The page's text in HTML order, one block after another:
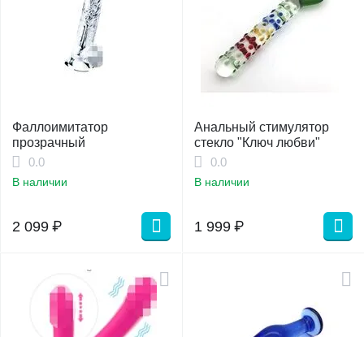
Фаллоимитатор
прозрачный
0.0
В наличии
2 099 ₽
Анальный стимулятор
стекло "Ключ любви"
0.0
В наличии
1 999 ₽